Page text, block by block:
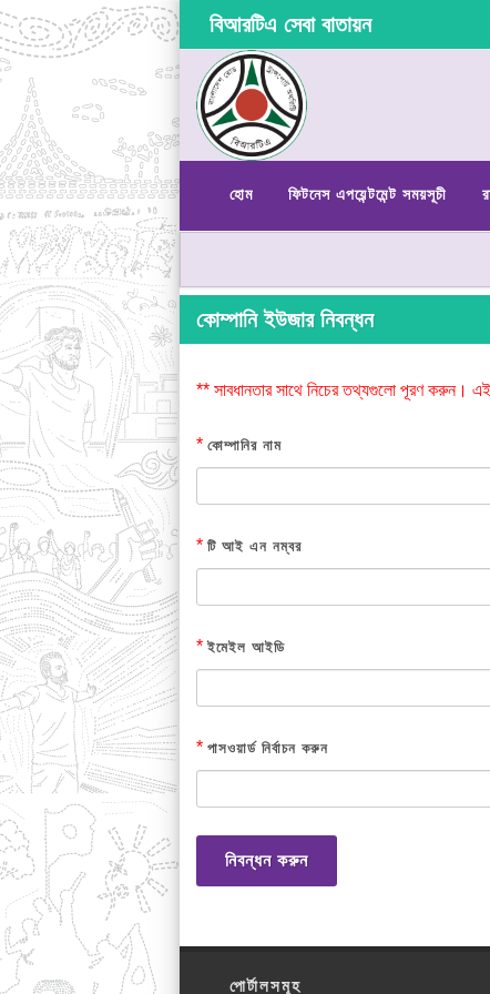
বিআরটিএ সেবা বাতায়ন
হোম ফিটনেস এপয়েন্টমেন্ট সময়সূচী
কোম্পানি ইউজার নিবন্ধন
** সাবধানতার সাথে নিচের তথ্যগুলো পূরণ করুন।
* কোম্পানির নাম
* টি আই এন নম্বর
* ইমেইল আইডি
* পাসওয়ার্ড নির্বাচন করুন
নিবন্ধন করুন
পোর্টালসমূহ